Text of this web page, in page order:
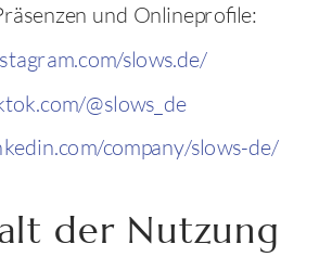
und Onlineprofile:
slows.de/
@slows_de
company/slows-de/
der Nutzung